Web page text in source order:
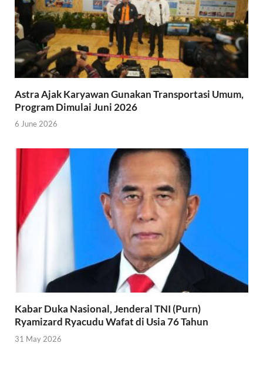
Astra Ajak Karyawan Gunakan Transportasi Umum,
Program Dimulai Juni 2026
6 June 2026
Kabar Duka Nasional, Jenderal TNI (Purn)
Ryamizard Ryacudu Wafat di Usia 76 Tahun
31 May 2026